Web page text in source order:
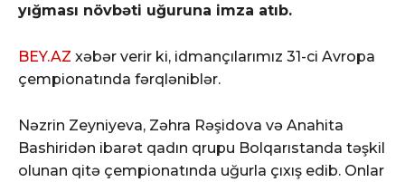
yığması növbəti uğuruna imza atıb.
BEY.AZ xəbər verir ki, idmançılarımız 31-ci Avropa
çempionatında fərqləniblər.
Nəzrin Zeyniyeva, Zəhra Rəşidova və Anahita
Bashiridən ibarət qadın qrupu Bolqarıstanda təşkil
olunan qitə çempionatında uğurla çıxış edib. Onlar